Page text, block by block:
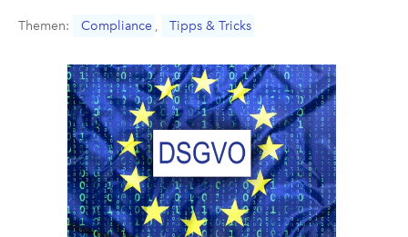
Themen: Compliance , Tipps & Tricks